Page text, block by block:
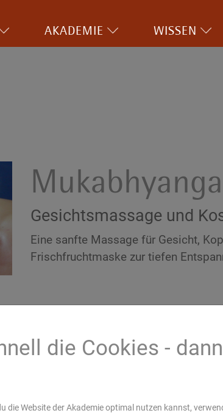
AKADEMIE WISSEN
Gesichtsmassage und
Eine sanfte Massage für Gesicht,
Frischfruchtmaske zur tiefen
die Cookies -
die Website der Akademie optimal nutzen kannst,